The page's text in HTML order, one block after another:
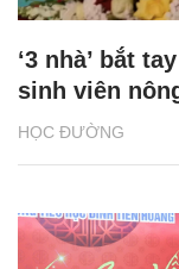
HỌC ĐƯỜNG
‘3 nhà’ bắt
sinh viên